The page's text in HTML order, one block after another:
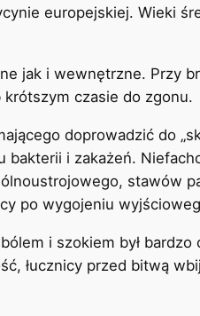
europejskiej. Wieki
jak i wewnętrzne. Przy
krótszym czasie do zgonu.
doprowadzić do
bakterii i zakażeń.
stawów
po wygojeniu
i szokiem był bardzo
łucznicy przed bitwą